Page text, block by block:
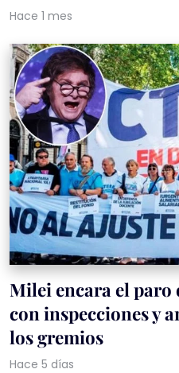
Hace 1 mes
Milei encara el paro
con inspecciones y
los gremios
Hace 5 días